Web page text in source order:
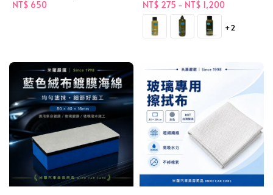
Regular
NT$ 650
Regular
price
NT$ 275 - NT$ 1,200
+2